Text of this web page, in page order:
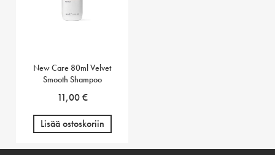
New Care 80ml Velvet
Smooth Shampoo
11,00€
Lisää ostoskoriin